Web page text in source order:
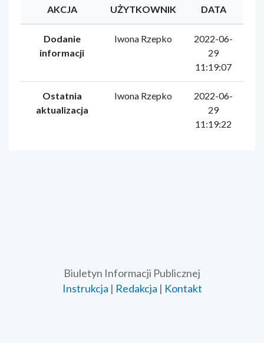
AKCJA UŻYTKOWNIK DATA
Dodanie
informacji
Iwona Rzepko
2022-06-
29
11:19:07
Ostatnia
aktualizacja
Iwona Rzepko
2022-06-
29
11:19:22
Biuletyn Informacji Publicznej
Instrukcja | Redakcja | Kontakt